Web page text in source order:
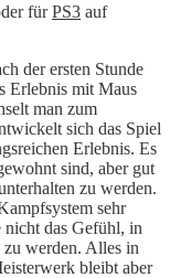
fürPS3 auf
der ersten Stunde
Erlebnis mit Maus
man zum
sich das Spiel
Erlebnis. Es
sind, aber gut
zu werden.
sehr
nicht das Gefühl, in
zu werden. Alles in
bleibt aber